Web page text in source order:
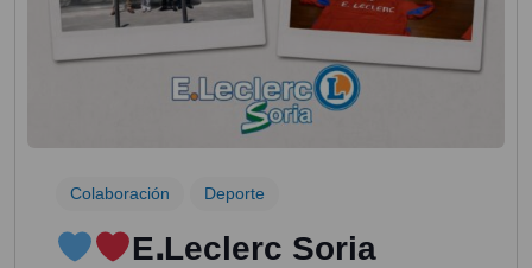
Colaboración Deporte
EꓸLeclerc Soria